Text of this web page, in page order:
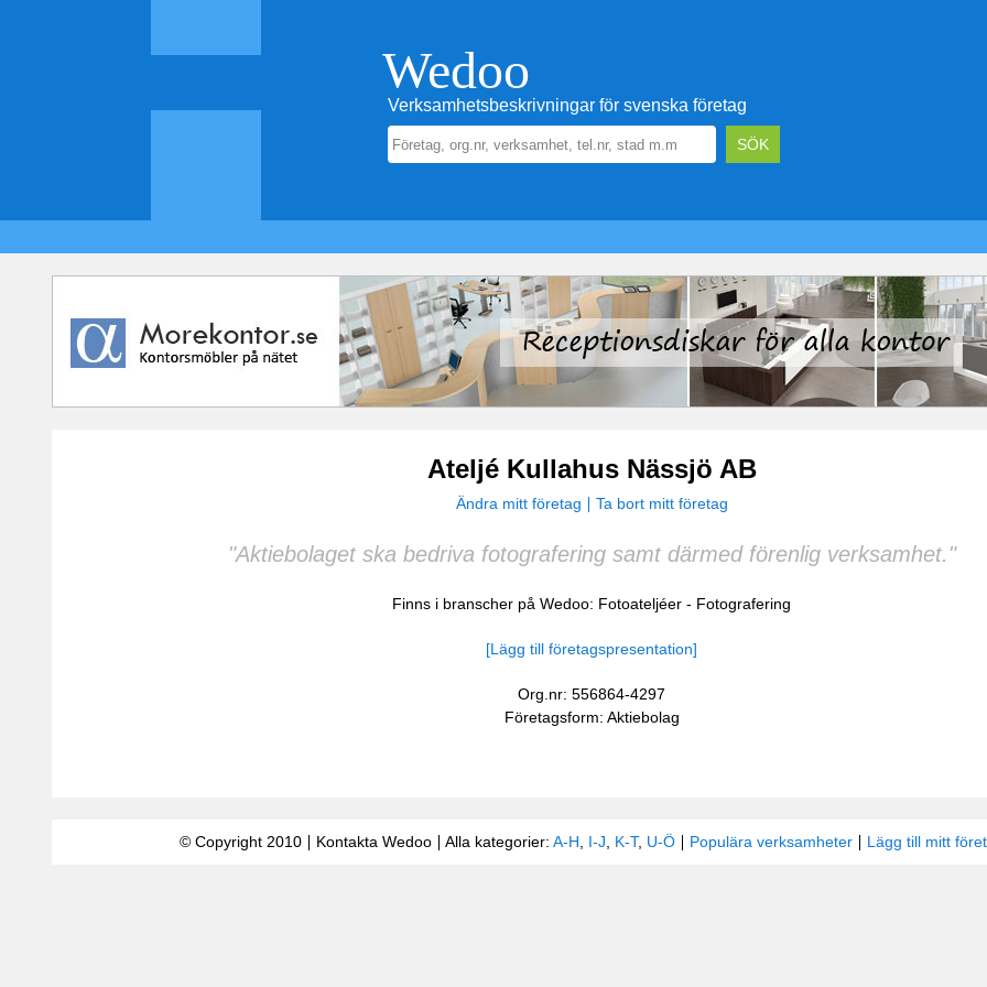
Wedoo
Verksamhetsbeskrivningar för svenska företag
Ateljé Kullahus Nässjö AB
Ändra mitt företag Ta bort mitt företag
"Aktiebolaget ska bedriva fotografering samt därmed förenlig verksamhet."
Finns i branscher på Wedoo: Fotoateljéer - Fotografering
[Lägg till företagspresentation]
Org.nr: 556864-4297
Företagsform: Aktiebolag
© Copyright 2010 Kontakta Wedoo Alla kategorier: A-H I-J K-T, U-Ö Populära verksamheter Lägg till mitt